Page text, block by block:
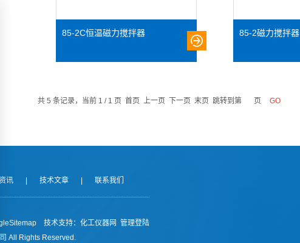
85-2C恒温磁力搅拌器 85-2磁力搅拌器
共 5 条记录，当前 1 / 1 页 首页 上一页 下一页 末页 跳转到第 页
讯 技术文章 联系我们
技术支持： 化工仪器网 管理登陆
All Rights Reserved.